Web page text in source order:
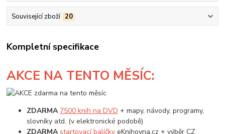
Související zboží 20
Kompletní specifikace
AKCE NA TENTO MĚSÍC:
ZDARMA 7500 knih na DVD + mapy, návody, programy,
slovníky atd. (v elektronické podobě)
ZDARMA startovací balíčky eKnihovna.cz + výběr CZ